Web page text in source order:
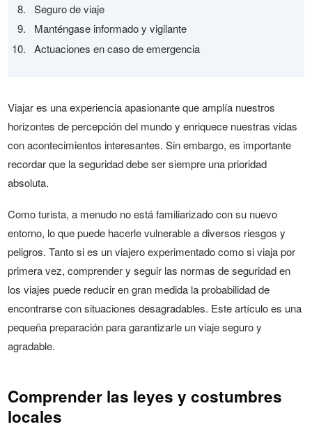
Seguro de viaje
Manténgase informado y vigilante
Actuaciones en caso de emergencia
Viajar es una experiencia apasionante que amplía nuestros
horizontes de percepción del mundo y enriquece nuestras vidas
con acontecimientos interesantes. Sin embargo, es importante
recordar que la seguridad debe ser siempre una prioridad
absoluta.
Como turista, a menudo no está familiarizado con su nuevo
entorno, lo que puede hacerle vulnerable a diversos riesgos y
peligros. Tanto si es un viajero experimentado como si viaja por
primera vez, comprender y seguir las normas de seguridad en
los viajes puede reducir en gran medida la probabilidad de
encontrarse con situaciones desagradables. Este artículo es una
pequeña preparación para garantizarle un viaje seguro y
agradable.
Comprender las leyes y costumbres
locales